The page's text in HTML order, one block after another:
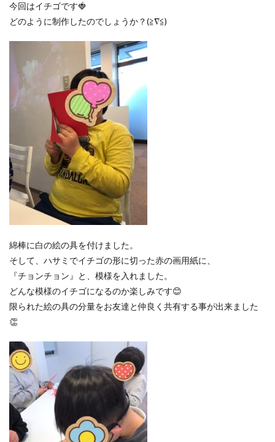
今回はイチゴです🍓
どのように制作したのでしょうか？(≧∇≦)
綿棒に白の絵の具を付けました。
そして、ハサミでイチゴの形に切った赤の画用紙に、
『チョンチョン』と、模様を入れました。
どんな模様のイチゴになるのか楽しみです😊
限られた絵の具の分量をお友達と仲良く共有する事が出来ました
👏